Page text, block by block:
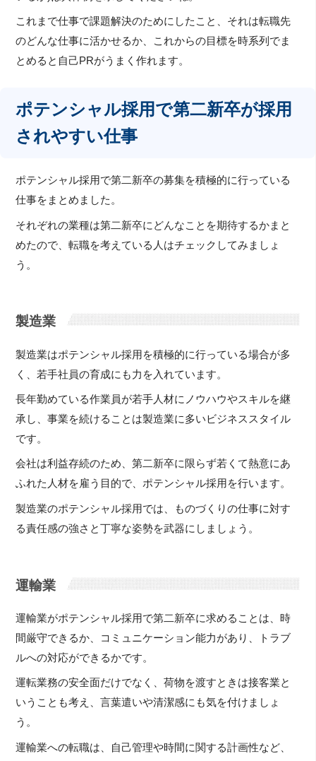
これまで仕事で課題解決のためにしたこと、それは転職先
のどんな仕事に活かせるか、これからの目標を時系列でま
とめると自己PRがうまく作れます。
ポテンシャル採用で第二新卒が採用
されやすい仕事
ポテンシャル採用で第二新卒の募集を積極的に行っている
仕事をまとめました。
それぞれの業種は第二新卒にどんなことを期待するかまと
めたので、転職を考えている人はチェックしてみましょ
う。
製造業
製造業はポテンシャル採用を積極的に行っている場合が多
く、若手社員の育成にも力を入れています。
長年勤めている作業員が若手人材にノウハウやスキルを継
承し、事業を続けることは製造業に多いビジネススタイル
です。
会社は利益存続のため、第二新卒に限らず若くて熱意にあ
ふれた人材を雇う目的で、ポテンシャル採用を行います。
製造業のポテンシャル採用では、ものづくりの仕事に対す
る責任感の強さと丁寧な姿勢を武器にしましょう。
運輸業
運輸業がポテンシャル採用で第二新卒に求めることは、時
間厳守できるか、コミュニケーション能力があり、トラブ
ルへの対応ができるかです。
運転業務の安全面だけでなく、荷物を渡すときは接客業と
いうことも考え、言葉遣いや清潔感にも気を付けましょ
う。
運輸業への転職は、自己管理や時間に関する計画性など、